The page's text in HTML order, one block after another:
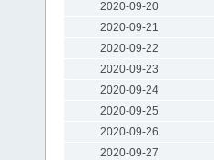
2020-09-20
2020-09-21
2020-09-22
2020-09-23
2020-09-24
2020-09-25
2020-09-26
2020-09-27